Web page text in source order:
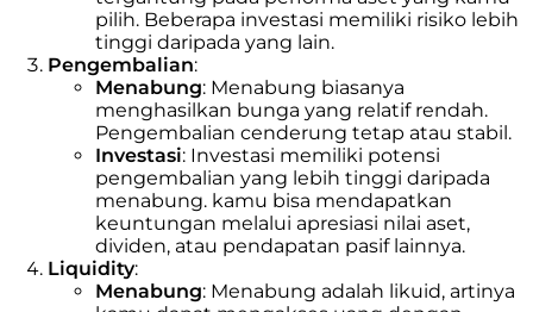
pilih. Beberapa investasi memiliki risiko lebih
tinggi daripada yang lain.
Pengembalian:
Menabung: Menabung biasanya
menghasilkan bunga yang relatif rendah.
Pengembalian cenderung tetap atau stabil.
Investasi: Investasi memiliki potensi
pengembalian yang lebih tinggi daripada
menabung. kamu bisa mendapatkan
keuntungan melalui apresiasi nilai aset,
dividen, atau pendapatan pasif lainnya.
Liquidity:
Menabung: Menabung adalah likuid, artinya